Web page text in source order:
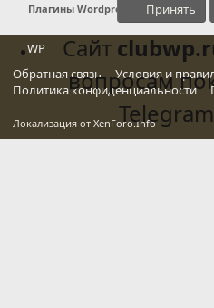
Плагины Wordpress
WP
Обратная связь
Условия и
Политика конфиденциальности
Локализация от XenForo.Info
Принять
Сайт
вопросам
Telegram